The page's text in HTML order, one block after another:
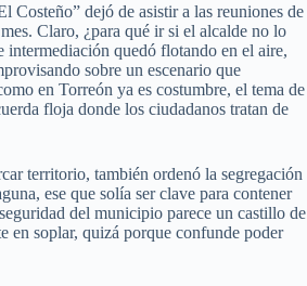
Costeño” dejó de asistir a las reuniones de
Claro, ¿para qué ir si el alcalde no lo
intermediación quedó flotando en el aire,
sobre un escenario que
en Torreón ya es costumbre, el tema de
floja donde los ciudadanos tratan de
territorio, también ordenó la segregación
ese que solía ser clave para contener
del municipio parece un castillo de
en soplar, quizá porque confunde poder